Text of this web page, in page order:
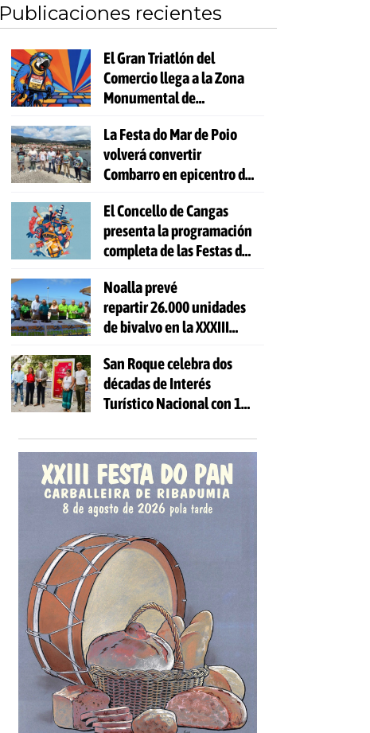
Publicaciones recientes
El Gran Triatlón del
Comercio llega a la Zona
Monumental de
La Festa do Mar de Poio
volverá convertir
Combarro en epicentro de
El Concello de Cangas
presenta la programación
completa de las Festas do
Noalla prevé
repartir 26.000 unidades
de bivalvo en la XXXIII
San Roque celebra dos
décadas de Interés
Turístico Nacional con 10
actividades gratuitas